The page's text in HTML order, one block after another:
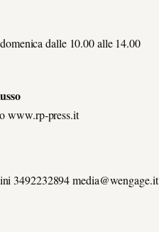
dalle 10.00 alle 14.00
www.rp-press.it
3492232894 media@wengage.it